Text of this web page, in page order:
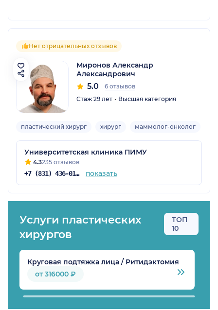
Нет отрицательных отзывов
Миронов Александр
Александрович
5.0
6 отзывов
Стаж 29 лет
Высшая категория
пластический хирург хирург маммолог-онколог
Университетская клиника ПИМУ
4.3235 отзывов
+7 (831) 436-01-60 показать
Услуги пластических
хирургов
ТОП
10
Круговая подтяжка лица / Ритидэктомия
от 316000 ₽